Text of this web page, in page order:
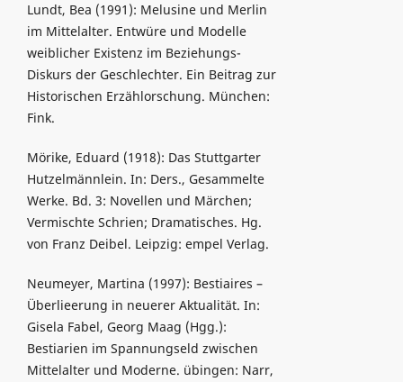
Lundt, Bea (1991): Melusine und Merlin
im Mittelalter. Entwüre und Modelle
weiblicher Existenz im Beziehungs-
Diskurs der Geschlechter. Ein Beitrag zur
Historischen Erzählorschung. München:
Fink.
Mörike, Eduard (1918): Das Stuttgarter
Hutzelmännlein. In: Ders., Gesammelte
Werke. Bd. 3: Novellen und Märchen;
Vermischte Schrien; Dramatisches. Hg.
von Franz Deibel. Leipzig: empel Verlag.
Neumeyer, Martina (1997): Bestiaires –
Überlieerung in neuerer Aktualität. In:
Gisela Fabel, Georg Maag (Hgg.):
Bestiarien im Spannungseld zwischen
Mittelalter und Moderne. übingen: Narr,